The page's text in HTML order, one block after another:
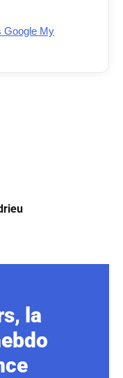
Google My
la